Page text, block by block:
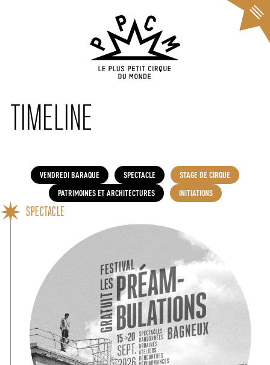
TIMELINE
VENDREDI BARAQUE SPECTACLE
STAGE DE CIRQUE
PATRIMOINES ET ARCHITECTURES
INITIATIONS
SPECTACLE